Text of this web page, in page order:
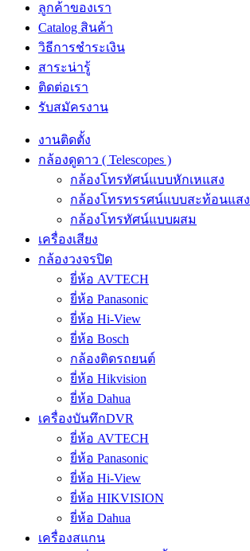
ลูกค้าของเรา
Catalog สินค้า
วิธีการชำระเงิน
สาระน่ารู้
ติดต่อเรา
รับสมัครงาน
งานติดตั้ง
กล้องดูดาว ( Telescopes )
กล้องโทรทัศน์แบบหักเหแสง
กล้องโทรทรรศน์แบบสะท้อนแสง
กล้องโทรทัศน์แบบผสม
เครื่องเสียง
กล้องวงจรปิด
ยี่ห้อ AVTECH
ยี่ห้อ Panasonic
ยี่ห้อ Hi-View
ยี่ห้อ Bosch
กล้องติดรถยนต์
ยี่ห้อ Hikvision
ยี่ห้อ Dahua
เครื่องบันทึกDVR
ยี่ห้อ AVTECH
ยี่ห้อ Panasonic
ยี่ห้อ Hi-View
ยี่ห้อ HIKVISION
ยี่ห้อ Dahua
เครื่องสแกน